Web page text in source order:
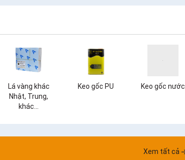
Lá vàng khác
Nhật, Trung,
khác...
Keo gốc PU Keo gốc nước
Xem tất cả